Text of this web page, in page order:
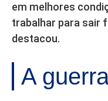
em melhores
trabalhar para sair
destacou.
A